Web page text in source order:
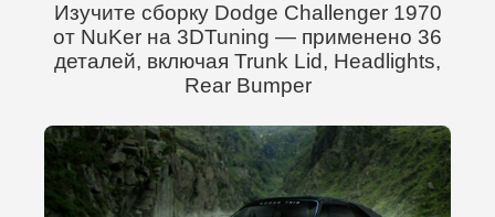
Изучите сборку Dodge Challenger 1970
от NuKer на 3DTuning — применено 36
деталей, включая Trunk Lid, Headlights,
Rear Bumper